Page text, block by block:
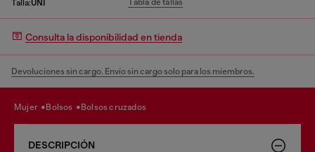
Talla:UNI Tabla de tallas
Consulta la disponibilidad en tienda
Devoluciones sin cargo. Envío sin cargo solo para los miembros.
mujer bolsos bolsos cruzados
DESCRIPCIÓN